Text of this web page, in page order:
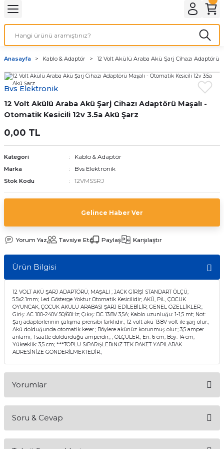
E27 DUY AMPÜLLER
Anasayfa Kablo & Adaptör 12 Volt Akülü Araba Akü Şarj Cihazı Adaptörü
Bvs Elektronik
12 Volt Akülü Araba Akü Şarj Cihazı Adaptörü Maşalı -
Otomatik Kesicili 12v 3.5a Akü Şarz
0,00 TL
Kategori Kablo & Adaptör
Marka Bvs Elektronik
Stok Kodu 12VMSSRJ
Gelince Haber Ver
Yorum Yaz Tavsiye Et Paylaş Karşılaştır
Ürün Bilgisi
12 VOLT AKÜ ŞARJ ADAPTÖRÜ; MAŞALI ; JACK GİRİŞİ STANDART ÖLÇÜ;
5.5x2.1mm; Led Gösterge Yoktur Otomatik Kesicilidir; AKÜ, PİL, ÇOCUK
OYUNCAK, ÇOCUK AKÜLÜ ARABASI ŞARJ EDİLEBİLİR; GENEL ÖZELLİKLER:;
Giriş: AC 100-240V 50/60Hz; Çıkış: DC 13.8V 3,5A; Kablo uzunluğu: 1-1,5 mt; Not:
Şarj adaptörlerinin çalışma prensibi farklıdır.; 12 volt akü 13.8V volt ile şarj olur.;
Akü dolduğunda otomatik keser.; Böylece akünüz korunmuş olur.; 3,5 amper
anlamı; 1 saatte doldurduğu amperdir.; ; ÖLÇÜLER:; En: 6 cm; Boy: 14 cm;
Yükseklik: 3,5 cm; ***TOPLU SİPARİŞLERİNİZ TEK PAKET YAPILARAK
ADRESİNİZE GÖNDERİLMEKTEDİR.;
Yorumlar
Soru & Cevap